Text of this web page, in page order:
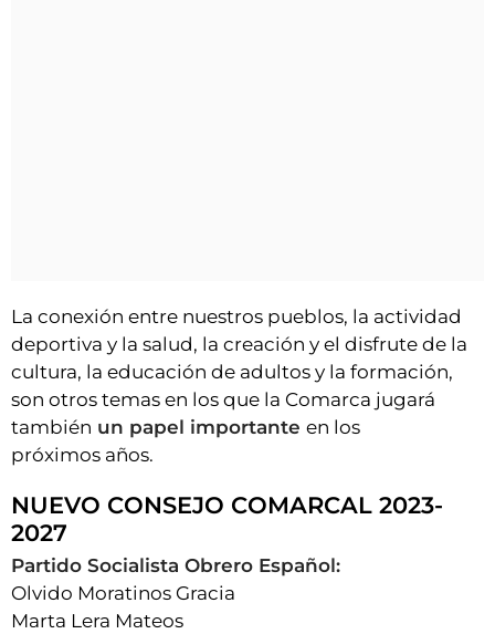
La conexión entre nuestros pueblos, la actividad
deportiva y la salud, la creación y el disfrute de la
cultura, la educación de adultos y la formación,
son otros temas en los que la Comarca jugará
también un papel importante en los
próximos años.
NUEVO CONSEJO COMARCAL 2023-
2027
Partido Socialista Obrero Español:
Olvido Moratinos Gracia
Marta Lera Mateos